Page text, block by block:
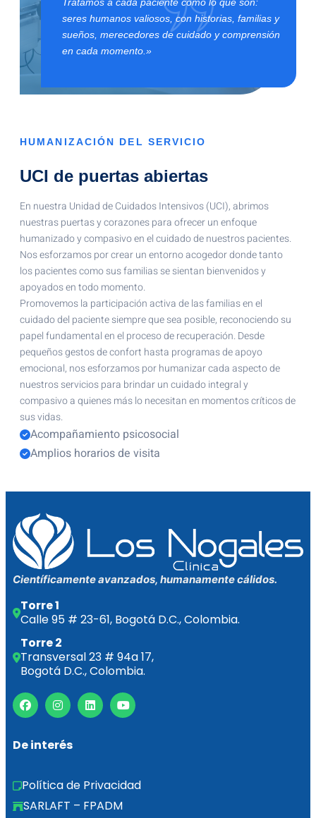
seres humanos valiosos, con historias, familias y
sueños, merecedores de cuidado y comprensión
en cada momento.»
HUMANIZACIÓN DEL SERVICIO
UCI de puertas abiertas
En nuestra Unidad de Cuidados Intensivos (UCI), abrimos
nuestras puertas y corazones para ofrecer un enfoque
humanizado y compasivo en el cuidado de nuestros pacientes.
Nos esforzamos por crear un entorno acogedor donde tanto
los pacientes como sus familias se sientan bienvenidos y
apoyados en todo momento.
Promovemos la participación activa de las familias en el
cuidado del paciente siempre que sea posible, reconociendo su
papel fundamental en el proceso de recuperación. Desde
pequeños gestos de confort hasta programas de apoyo
emocional, nos esforzamos por humanizar cada aspecto de
nuestros servicios para brindar un cuidado integral y
compasivo a quienes más lo necesitan en momentos críticos de
sus vidas.
Acompañamiento psicosocial
Amplios horarios de visita
Científicamente avanzados, humanamente cálidos.
Torre 1
Calle 95 # 23-61, Bogotá D.C., Colombia.
Torre 2
Transversal 23 # 94a 17,
Bogotá D.C., Colombia.
De interés
Política de Privacidad
SARLAFT – FPADM